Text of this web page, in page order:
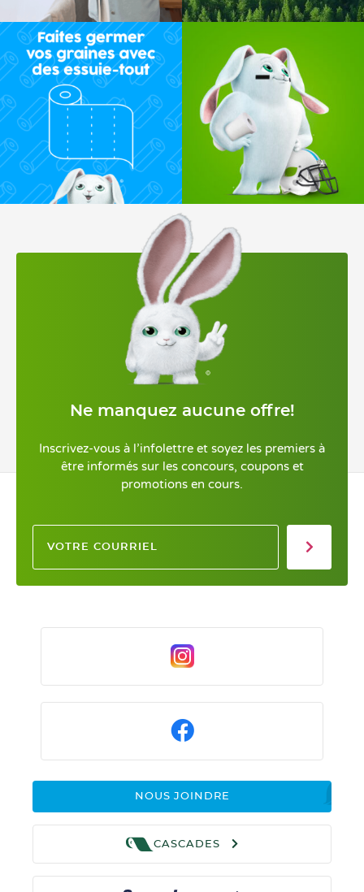
Ne manquez aucune offre!
Inscrivez-vous à l’infolettre et soyez les premiers à
être informés sur les concours, coupons et
promotions en cours.
NOUS JOINDRE
CASCADES